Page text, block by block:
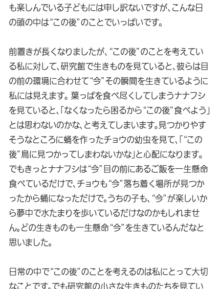
も楽しんでいる子どもには申し訳ないですが、こんな日
の頭の中は“この後”のことでいっぱいです。
前置きが長くなりましたが、“この後”のことを考えてい
る私に対して、研究館で生きものを見ていると、彼らは目
の前の環境に合わせて“今”その瞬間を生きているように
私には見えます。 葉っぱを食べ尽くしてしまうナナフシ
を見ていると、「なくなったら困るから“この後”食べよう」
とは思わないのかな、と考えてしまいます。見つかりやす
そうなところに蛹を作ったチョウの幼虫を見て、「“この
後”鳥に見つかってしまわないかな」と心配になります。
でもきっとナナフシは“今”目の前にあるご飯を一生懸命
食べているだけで、チョウも“今”落ち着く場所が見つか
ったから蛹になっただけで。うちの子も、“今”が楽しいか
ら夢中で水たまりを歩いているだけなのかもしれませ
ん。どの生きものも一生懸命“今”を生きているんだなと
思いました。
日常の中で“この後”のことを考えるのは私にとって大切